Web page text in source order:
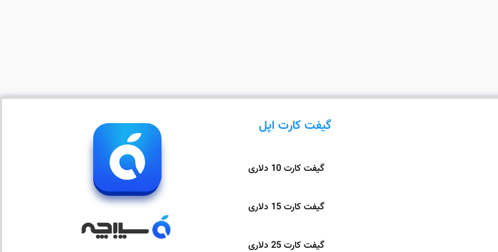
گیفت کارت اپل
گیفت کارت 10 دلاری
گیفت کارت 15 دلاری
گیفت کارت 25 دلاری